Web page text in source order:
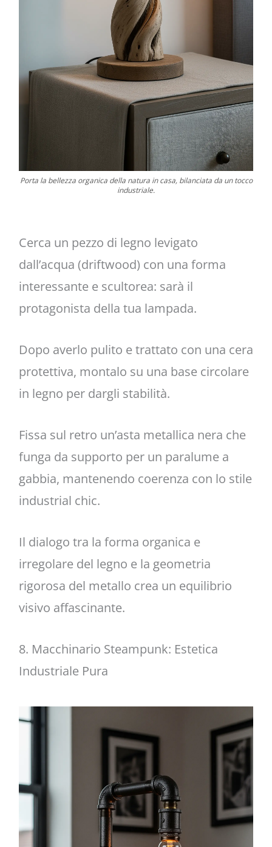
Porta la bellezza organica della natura in casa, bilanciata da un tocco
industriale.
Cerca un pezzo di legno levigato
dall’acqua (driftwood) con una forma
interessante e scultorea: sarà il
protagonista della tua lampada.
Dopo averlo pulito e trattato con una cera
protettiva, montalo su una base circolare
in legno per dargli stabilità.
Fissa sul retro un’asta metallica nera che
funga da supporto per un paralume a
gabbia, mantenendo coerenza con lo stile
industrial chic.
Il dialogo tra la forma organica e
irregolare del legno e la geometria
rigorosa del metallo crea un equilibrio
visivo affascinante.
8. Macchinario Steampunk: Estetica
Industriale Pura